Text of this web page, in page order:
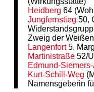
Heidberg 64
Jungfernstieg 50,
Zweig der
Langenfort5,
Martinistraße 52/
Edmund-
Kurt-Schill-Weg
Namensgeberin